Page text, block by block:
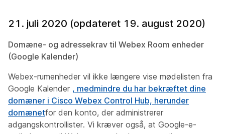
21. juli 2020 (opdateret 19. august 2020)
Domæne- og adressekrav til Webex Room enheder
(Google Kalender)
Webex-rumenheder vil ikke længere vise mødelisten fra
Google Kalender , medmindre du har bekræftet dine
domæner i Cisco Webex Control Hub, herunder
domænetfor den konto, der administrerer
adgangskontrollister. Vi kræver også, at Google-e-